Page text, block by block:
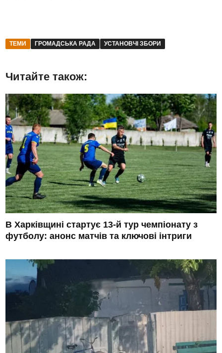
ТЕМИ ГРОМАДСЬКА РАДА УСТАНОВЧІ ЗБОРИ
Читайте також:
В Харківщині стартує 13-й тур чемпіонату з
футболу: анонс матчів та ключові інтриги